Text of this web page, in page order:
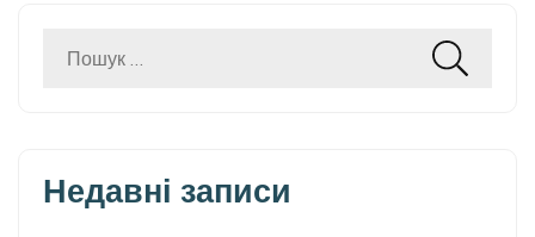
Пошук:
Недавні записи